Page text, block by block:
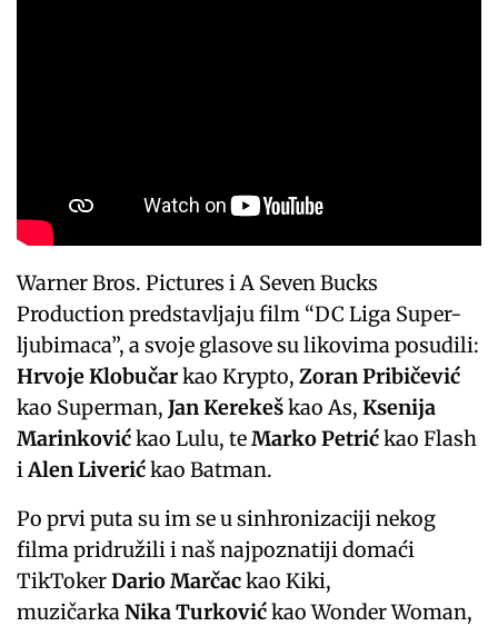
Warner Bros. Pictures i A Seven Bucks
Production predstavljaju film “DC Liga Super-
ljubimaca”, a svoje glasove su likovima posudili:
Hrvoje Klobučarkao Krypto,Zoran Pribičević
kao Superman,Jan Kerekeškao As,Ksenija
Marinkovićkao Lulu, teMarko Petrićkao Flash
iAlen Liverićkao Batman.
Po prvi puta su im se u sinhronizaciji nekog
filma pridružili i naš najpoznatiji domaći
TikTokerDario Marčackao Kiki,
muzičarkaNika Turkovićkao Wonder Woman,